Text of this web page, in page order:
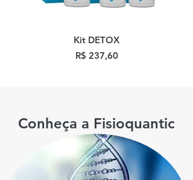
Kit DETOX
Preço
R$ 237,60
Conheça a Fisioquantic